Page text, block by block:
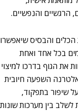
הרגשיים והנפשיים.
והבסיס שיאפשרו
בכל אחד ואחת
את הגוף בדרכו למיצוי
השפעה חיובית
שיפור בתפקוד,
לשלב בין מערכות שונות